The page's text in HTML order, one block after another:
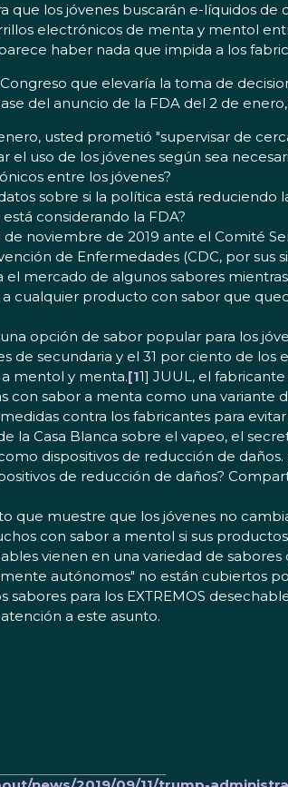
que los jóvenes buscarán e-líquidos
electrónicos de menta y mentol
haber nada que impida a los
que elevaría la toma de
del anuncio de la FDA del 2 de
usted prometió "supervisar de
el uso de los jóvenes según sea
entre los jóvenes?
sobre si la política está reduciendo
considerando la FDA?
de noviembre de 2019 ante el Comité
de Enfermedades (CDC, por
el mercado de algunos sabores
cualquier producto con sabor que
opción de sabor popular para los
de secundaria y el 31 por ciento de
mentol y menta.[11] JUUL, el
con sabor a menta como una
contra los fabricantes para
la Casa Blanca sobre el vapeo, el
dispositivos de reducción de
de reducción de daños?
que muestre que los jóvenes no
con sabor a mentol si sus
vienen en una variedad de
autónomos" no están cubiertos
sabores para los EXTREMOS
a este asunto.